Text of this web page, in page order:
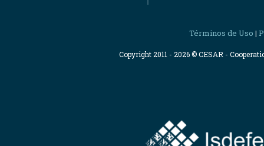
Términos de Uso |
Copyright 2011 - 2026 © CESAR -